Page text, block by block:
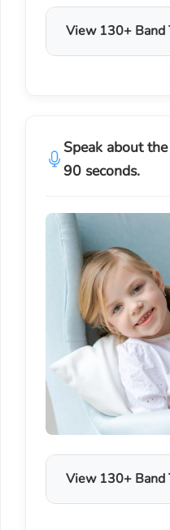
View 130+ Band
Speak about
90 seconds.
View 130+ Band